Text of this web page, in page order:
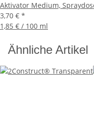
Aktivator Medium,
3,70 € *
1,85 € / 100 ml
Ähnliche Artikel